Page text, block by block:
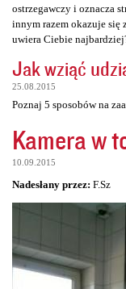
ostrzegawczy i oznacza
innym razem okazuje się
uwiera Ciebie
Jak wziąć
25.08.2015
Poznaj 5 sposobów na
Kamera w
10.09.2015
Nadesłany przez: F.Sz